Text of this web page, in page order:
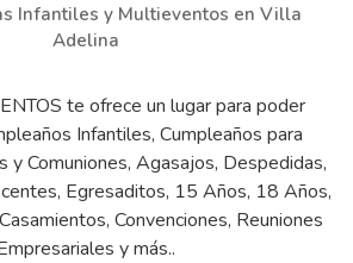
Infantiles y Multieventos en Villa
Adelina
te ofrece un lugar para poder
Infantiles, Cumpleaños para
y Comuniones, Agasajos, Despedidas,
Egresaditos, 15 Años, 18 Años,
Convenciones, Reuniones
y más..